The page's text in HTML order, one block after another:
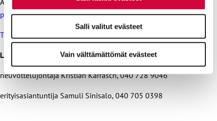
Salli valitut evästeet
Vain välttämättömät evästeet
palkkarakenneaineistoa.
Tutustu raporttiin.
Lisätietoja
neuvottelujohtaja Kristian Karrasch, 040 728 9046
erityisasiantuntija Samuli Sinisalo, 040 705 0398